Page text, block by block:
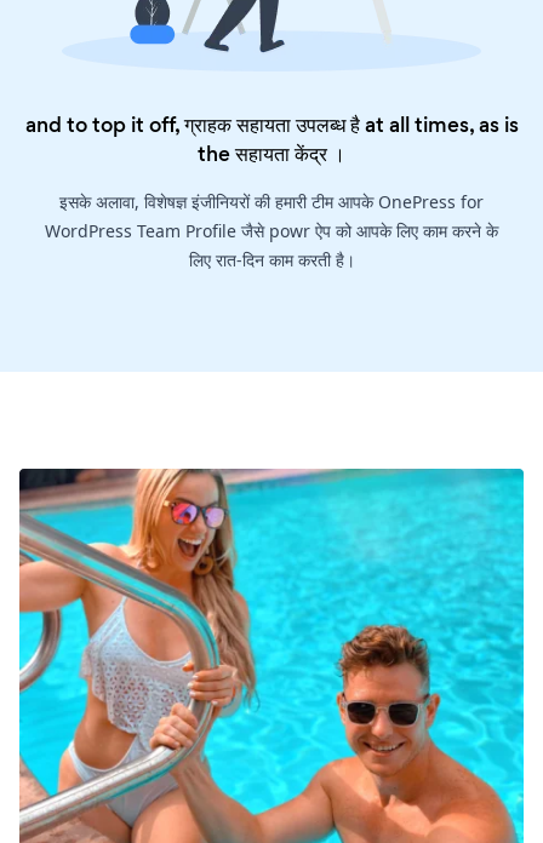
and to top it off, ग्राहक सहायता उपलब्ध है at all times, as is
theसहायता केंद्र।
इसके अलावा, विशेषज्ञ इंजीनियरों की हमारी टीम आपके OnePress for
WordPress Team Profile जैसे powr ऐप को आपके लिए काम करने के
लिए रात-दिन काम करती है।